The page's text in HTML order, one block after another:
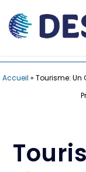
Accueil » Tourisme: Un